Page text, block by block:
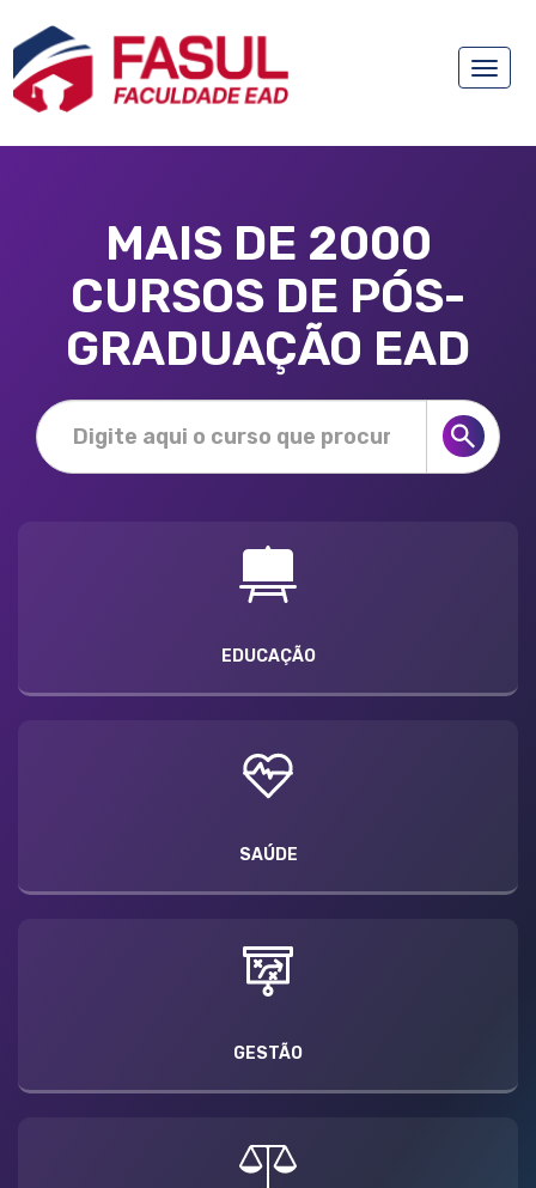
Toggle
MAIS DE 2000
CURSOS DE PÓS-
GRADUAÇÃO EAD
EDUCAÇÃO
SAÚDE
GESTÃO